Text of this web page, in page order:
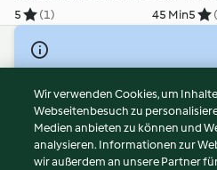
cavolfiore
5 (1) 45 Min5
© Copyright 2026
Nutzungsbedingungen
Datenschutzrichtlinien
Disclaimer
Impressum
Wir verwenden Cookies, um
Webseitenbesuch zu
Medien anbieten zu können und
analysieren. Informationen zur
wir außerdem an unsere Partner